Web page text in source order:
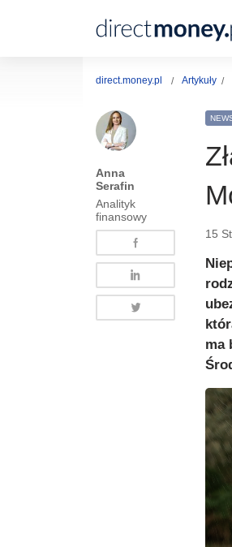
direct.money.pl Artykuły
Anna
Serafin
Analityk
finansowy
15
ma